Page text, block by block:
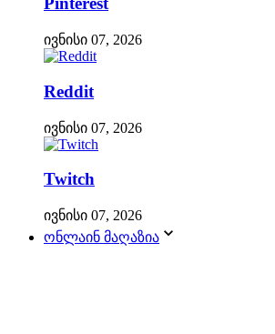
ივნისი 07, 2026
Reddit
ივნისი 07, 2026
Twitch
ივნისი 07, 2026
ონლაინ მაღაზია